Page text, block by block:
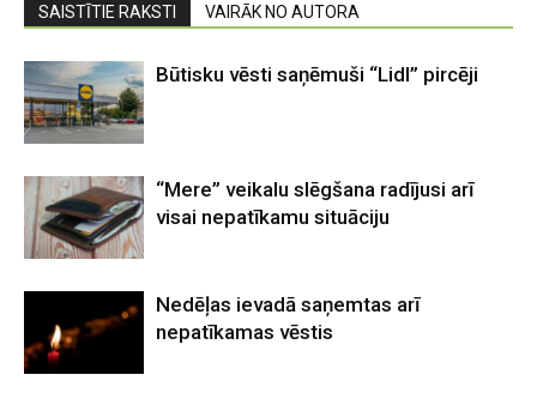
SAISTĪTIE RAKSTI VAIRĀK NO AUTORA
Būtisku vēsti saņēmuši “Lidl” pircēji
“Mere” veikalu slēgšana radījusi arī
visai nepatīkamu situāciju
Nedēļas ievadā saņemtas arī
nepatīkamas vēstis